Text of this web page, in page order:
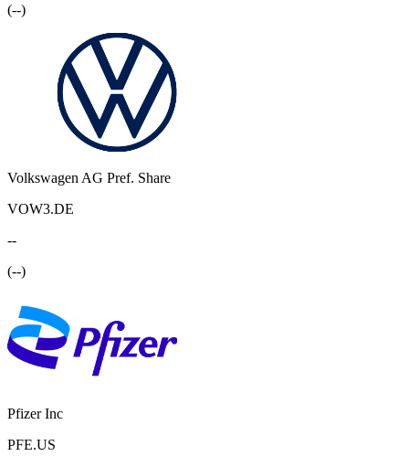
(--)
Volkswagen AG Pref. Share
VOW3.DE
--
(--)
Pfizer Inc
PFE.US